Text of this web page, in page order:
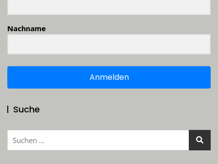
Nachname
Anmelden
Suche
Suchen